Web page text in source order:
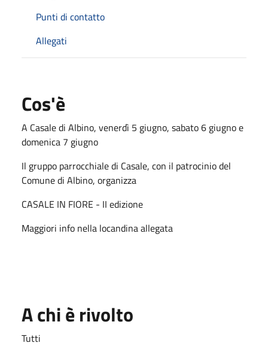
Punti di contatto
Allegati
Cos'è
A Casale di Albino, venerdì 5 giugno, sabato 6 giugno e
domenica 7 giugno
Il gruppo parrocchiale di Casale, con il patrocinio del
Comune di Albino, organizza
CASALE IN FIORE - II edizione
Maggiori info nella locandina allegata
A chi è rivolto
Tutti